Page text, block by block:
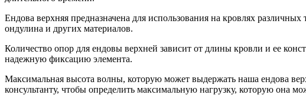
Ендова верхняя предназначена для использования на кровлях
ондулина и других материалов.
Количество опор для ендовы верхней зависит от длины кровли и ее
надежную фиксацию элемента.
Максимальная высота волны, которую может выдержать наша ендова
консультанту, чтобы определить максимальную нагрузку, которую она